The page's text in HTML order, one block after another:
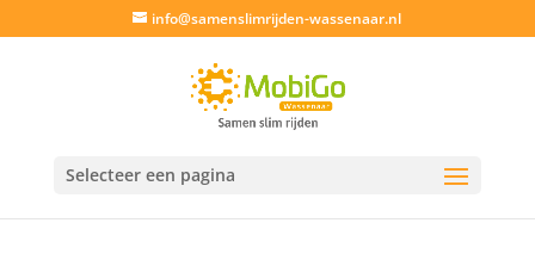
info@samenslimrijden-wassenaar.nl
Selecteer een pagina